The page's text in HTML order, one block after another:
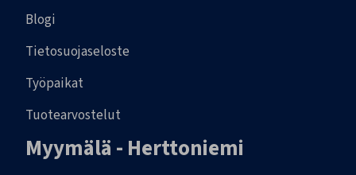
Blogi
Tietosuojaseloste
Työpaikat
Tuotearvostelut
Myymälä - Herttoniemi